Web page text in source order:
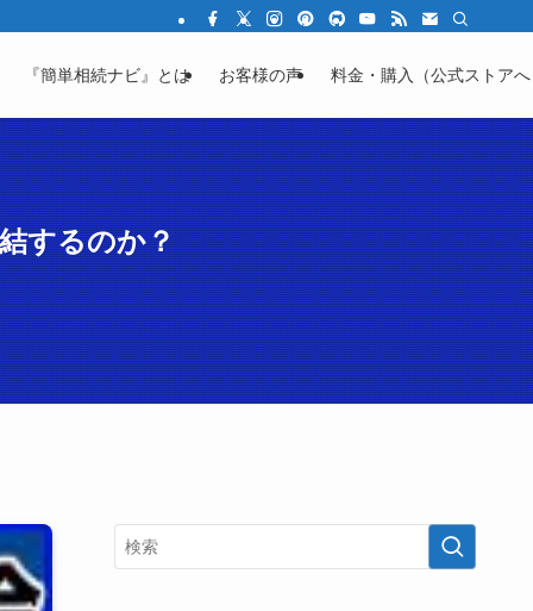
不安を「わかる」に変える教育サイト
『簡単相続ナビ』とは お客様の声 料金・購入（公式ストア
するのか？